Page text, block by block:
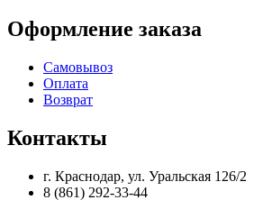
Оформление заказа
Самовывоз
Оплата
Возврат
Контакты
г. Краснодар, ул. Уральская 126/2
8 (861) 292-33-44